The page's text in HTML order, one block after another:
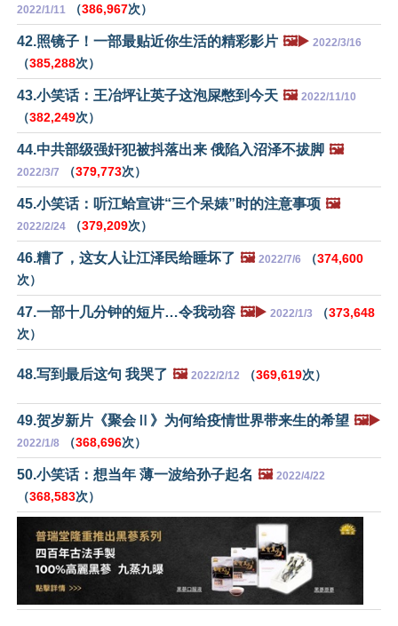
2022/1/11 （386,967次）
42.照镜子！一部最贴近你生活的精彩影片 🖼️▶️ 2022/3/16
（385,288次）
43.小笑话：王冶坪让英子这泡屎憋到今天 🖼️ 2022/11/10
（382,249次）
44.中共部级强奸犯被抖落出来 俄陷入沼泽不拔脚 🖼️
2022/3/7 （379,773次）
45.小笑话：听江蛤宣讲“三个呆婊”时的注意事项 🖼️
2022/2/24 （379,209次）
46.糟了，这女人让江泽民给睡坏了 🖼️ 2022/7/6 （374,600
次）
47.一部十几分钟的短片…令我动容 🖼️▶️ 2022/1/3 （373,648
次）
48.写到最后这句 我哭了 🖼️ 2022/2/12 （369,619次）
49.贺岁新片《聚会Ⅱ》为何给疫情世界带来生的希望 🖼️▶️
2022/1/8 （368,696次）
50.小笑话：想当年 薄一波给孙子起名 🖼️ 2022/4/22
（368,583次）